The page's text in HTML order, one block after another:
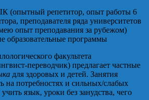
репетитор, опыт работы 6
преподавателя ряда университетов
опыт преподавания за рубежом)
образовательные программы
факультета
переводчик) предлагает частные
для здоровых и детей. Занятия
на потребностях и сильных/слабых
язык, уроки без занудства, чего